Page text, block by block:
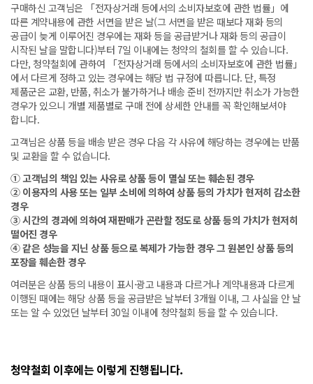
구매하신 고객님은 「전자상거래 등에서의 소비자보호에 관한 법률」에
따른 계약내용에 관한 서면을 받은 날(그 서면을 받은 때보다 재화 등의
공급이 늦게 이루어진 경우에는 재화 등을 공급받거나 재화 등의 공급이
시작된 날을 말합니다)부터 7일 이내에는 청약의 철회를 할 수 있습니다.
다만, 청약철회에 관하여 「전자상거래 등에서의 소비자보호에 관한 법률」
에서 다르게 정하고 있는 경우에는 해당 법 규정에 따릅니다. 단, 특정
제품군은 교환, 반품, 취소가 불가하거나 배송 준비 전까지만 취소가 가능한
경우가 있으니 개별 제품별로 구매 전에 상세한 안내를 꼭 확인해보셔야
합니다.
고객님은 상품 등을 배송 받은 경우 다음 각 사유에 해당하는 경우에는 반품
및 교환을 할 수 없습니다.
① 고객님의 책임 있는 사유로 상품 등이 멸실 또는 훼손된 경우
② 이용자의 사용 또는 일부 소비에 의하여 상품 등의 가치가 현저히 감소한
경우
③ 시간의 경과에 의하여 재판매가 곤란할 정도로 상품 등의 가치가 현저히
떨어진 경우
④ 같은 성능을 지닌 상품 등으로 복제가 가능한 경우 그 원본인 상품 등의
포장을 훼손한 경우
여러분은 상품 등의 내용이 표시·광고 내용과 다르거나 계약내용과 다르게
이행된 때에는 해당 상품 등을 공급받은 날부터 3개월 이내, 그 사실을 안 날
또는 알 수 있었던 날부터 30일 이내에 청약철회 등을 할 수 있습니다.
청약철회 이후에는 이렇게 진행됩니다.